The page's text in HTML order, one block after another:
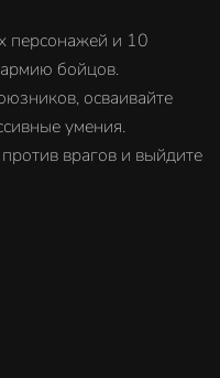
персонажей и 10
армию бойцов.
осваивайте
умения.
врагов и выйдите